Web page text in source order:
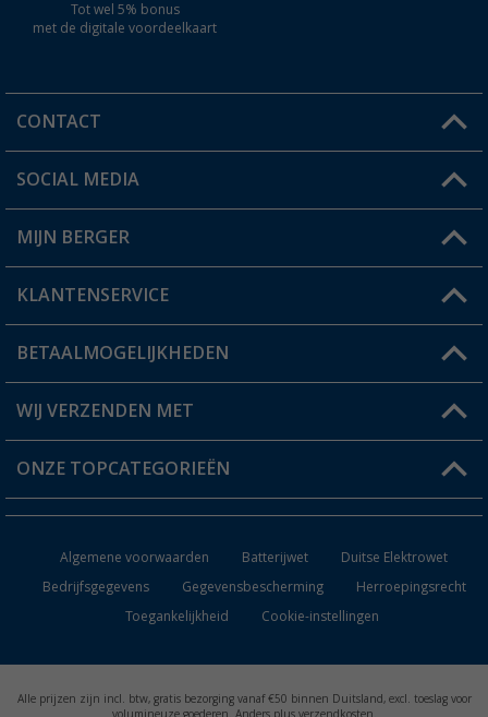
Tot wel 5% bonus
met de digitale voordeelkaart
CONTACT
Een vraag?
Winkel vinden
SOCIAL MEDIA
MIJN BERGER
Mijn account
Status bestelling
Verlanglijstje
KLANTENSERVICE
FAQ & Contact
Verzendinformatie
Catalogus
BETAALMOGELIJKHEDEN
WIJ VERZENDEN MET
ONZE TOPCATEGORIEËN
Campingmeubilair
Campingtoiletten
Algemene voorwaarden Batterijwet
Duitse Elektrowet
Bedrijfsgegevens
Gegevensbescherming
Herroepingsrecht
Toegankelijkheid
Cookie-instellingen
Alle prijzen zijn incl. btw, gratis bezorging vanaf €50 binnen Duitsland, excl. toeslag voor
volumineuze goederen. Anders plus verzendkosten.